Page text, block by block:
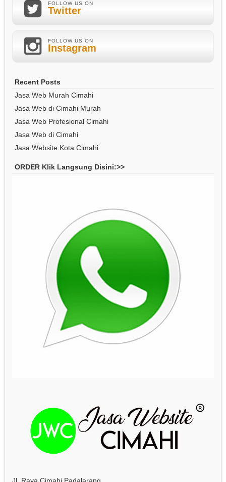
FOLLOW US ON
Twitter
FOLLOW US ON
Instagram
Recent Posts
Jasa Web Murah Cimahi
Jasa Web di Cimahi Murah
Jasa Web Profesional Cimahi
Jasa Web di Cimahi
Jasa Website Kota Cimahi
ORDER Klik Langsung Disini:>>